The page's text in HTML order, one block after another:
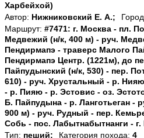
Харбейхой)
Автор: Нижниковский Е. А.;
Маршрут: #7471: г. Москва - пл.
Медвежий (н/к, 400 м) - руч.
Пендирмапэ - траверс Малого
Пендирмапэ Центр. (1221м), до
Пайпудынский (н/к, 530) - пер.
610) - руч. Хрустальный - р.
- р. Пияю - р. Эстовис - оз.
Б. Пайпудына - р. Ланготьеган -
900 м) - руч. Рудный - пер.
Собь - пос. Лабытнабытнанги -
Тип: пеший; Категория похода: 4